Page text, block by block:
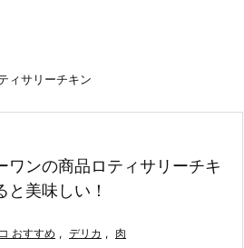
ィサリーチキン
ワンの商品ロティサリーチキ
美味しい！
おすすめ , デリカ , 肉